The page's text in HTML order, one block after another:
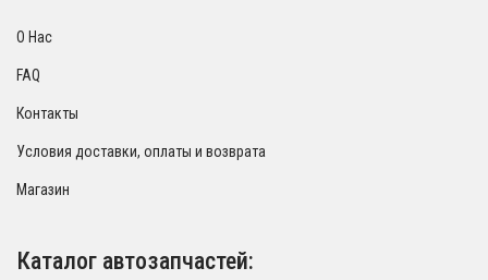
О Нас
FAQ
Контакты
Условия доставки, оплаты и возврата
Магазин
Каталог автозапчастей: